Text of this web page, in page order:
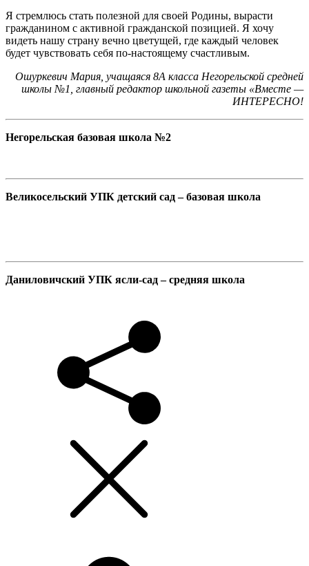
Я стремлюсь стать полезной для своей Родины, вырасти
гражданином с активной гражданской позицией. Я хочу
видеть нашу страну вечно цветущей, где каждый человек
будет чувствовать себя по-настоящему счастливым.
Ошуркевич Мария, учащаяся 8А класса Негорельской средней
школы №1, главный редактор школьной газеты «Вместе —
ИНТЕРЕСНО!
Негорельская базовая школа №2
Великосельский УПК детский сад – базовая школа
Даниловичский УПК ясли-сад – средняя школа